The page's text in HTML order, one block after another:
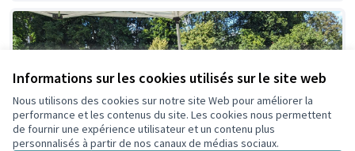
Informations sur les cookies utilisés sur le site web
Nous utilisons des cookies sur notre site Web pour améliorer la
performance et les contenus du site. Les cookies nous permettent
de fournir une expérience utilisateur et un contenu plus
personnalisés à partir de nos canaux de médias sociaux.